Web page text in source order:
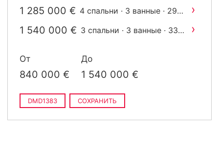
1 285 000 € 4 спальни · 3 ванные · 297
›
1 540 000 € 3 спальни · 3 ванные · 338
›
От
840 000 €
До
1 540 000 €
DMD1383 СОХРАНИТЬ